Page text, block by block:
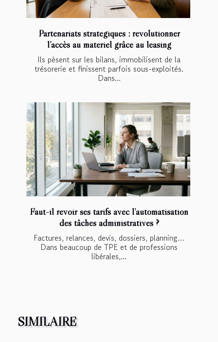
Partenariats stratégiques : révolutionner
l’accès au matériel grâce au leasing
Ils pèsent sur les bilans, immobilisent de la
trésorerie et finissent parfois sous-exploités.
Dans...
Faut-il revoir ses tarifs avec l’automatisation
des tâches administratives ?
Factures, relances, devis, dossiers, planning…
Dans beaucoup de TPE et de professions
libérales,...
SIMILAIRE